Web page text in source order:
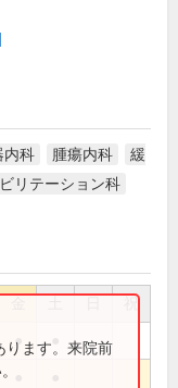
内科 腫瘍内科
緩
リテーション科
祝
●
ります。来院前